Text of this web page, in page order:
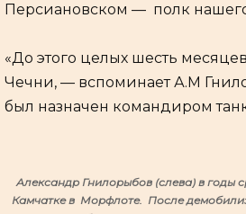
Персиановском — полк нашего
«До этого целых шесть
Чечни, — вспоминает А.М
был назначен командиром
Александр Гнилорыбов (слева) в
Камчатке в Морфлоте. После